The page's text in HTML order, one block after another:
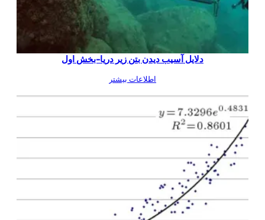
دلایل آسیب دیدن بتن زیر دریا-بخش اول
اطلاعات بیشتر